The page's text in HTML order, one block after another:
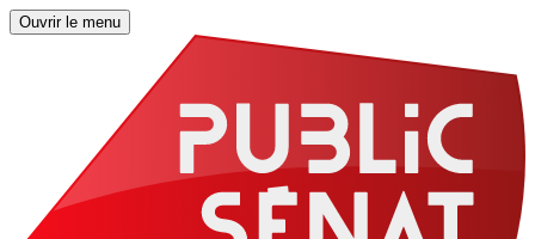
Ouvrir le menu